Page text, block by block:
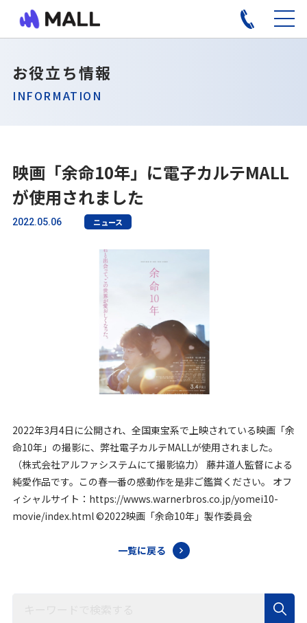
お役立ち情報
INFORMATION
映画「余命10年」に電子カルテMALL
が使用されました
2022.05.06 ニュース
2022年3月4日に公開され、全国東宝系で上映されている映画「余
命10年」の撮影に、弊社電子カルテMALLが使用されました。
（株式会社アルファシステムにて撮影協力） 藤井道人監督による
純愛作品です。この春一番の感動作を是非ご鑑賞ください。 オフ
ィシャルサイト：https://wwws.warnerbros.co.jp/yomei10-
movie/index.html ©2022映画「余命10年」製作委員会
一覧に戻る